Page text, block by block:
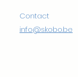
Contact
info@skobo.be